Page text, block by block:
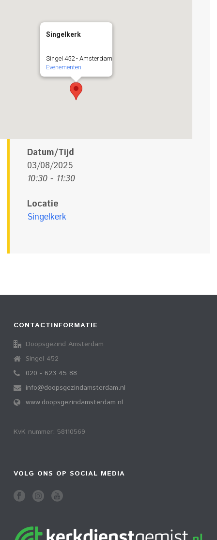
Singelkerk
Singel 452 - Amsterdam
Evenementen
Datum/Tijd
03/08/2025
10:30 - 11:30
Locatie
Singelkerk
CONTACTINFORMATIE
Doopsgezind Amsterdam
Singel 452
020 - 623 45 88
info@doopsgezindamsterdam.nl
www.doopsgezindamsterdam.nl
KvK nummer: 58110569
VOLG ONS OP SOCIAL MEDIA